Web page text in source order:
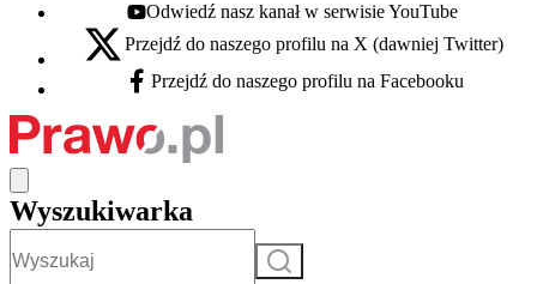
Youtube - otwiera się w nowej karcie
Odwiedź nasz kanał w serwisie YouTube
X - otwiera się w nowej karcie
Przejdź do naszego profilu na X (dawniej Twitter)
Facebook - otwiera się w nowej karcie
Przejdź do naszego profilu na Facebooku
Wyszukiwarka
Szukaj